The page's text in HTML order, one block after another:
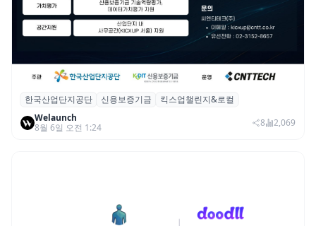
산단공·신보, 2026 ‘킥스업 챌린지&로컬’ 참
여 스타트업 모집
한국산업단지공단 신용보증기금
킥스업챌린지&로컬
Welaunch
8월 6일 오전 1:24
8 2,069